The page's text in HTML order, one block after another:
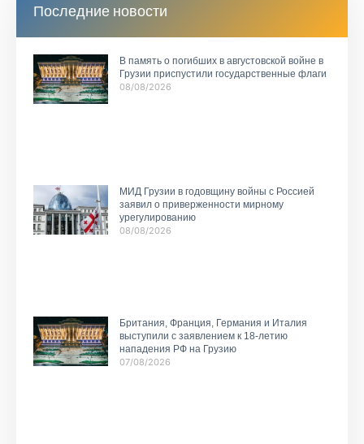
Последние новости
В память о погибших в августовской войне в
Грузии приспустили государственные флаги
08/08/2026
МИД Грузии в годовщину войны с Россией
заявил о приверженности мирному
урегулированию
08/08/2026
Британия, Франция, Германия и Италия
выступили с заявлением к 18-летию
нападения РФ на Грузию
07/08/2026